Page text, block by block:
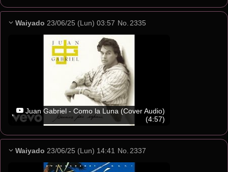
Waiyado 23/06/25 (Lun) 03:57 No. 2335
Juan Gabriel - Como la Luna (Cover Audio)
(4:57)
Waiyado 23/06/25 (Lun) 14:41 No. 2337